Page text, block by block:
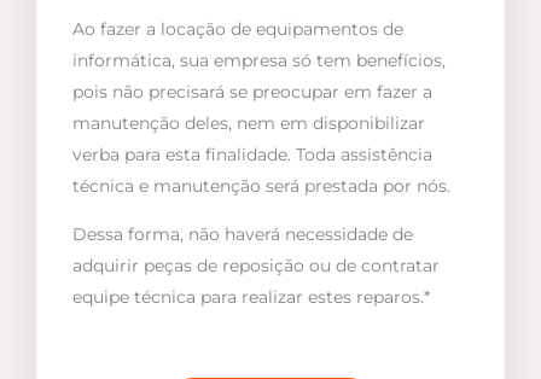
Ao fazer a locação de equipamentos de
informática, sua empresa só tem benefícios,
pois não precisará se preocupar em fazer a
manutenção deles, nem em disponibilizar
verba para esta finalidade. Toda assistência
técnica e manutenção será prestada por nós.
Dessa forma, não haverá necessidade de
adquirir peças de reposição ou de contratar
equipe técnica para realizar estes reparos.*